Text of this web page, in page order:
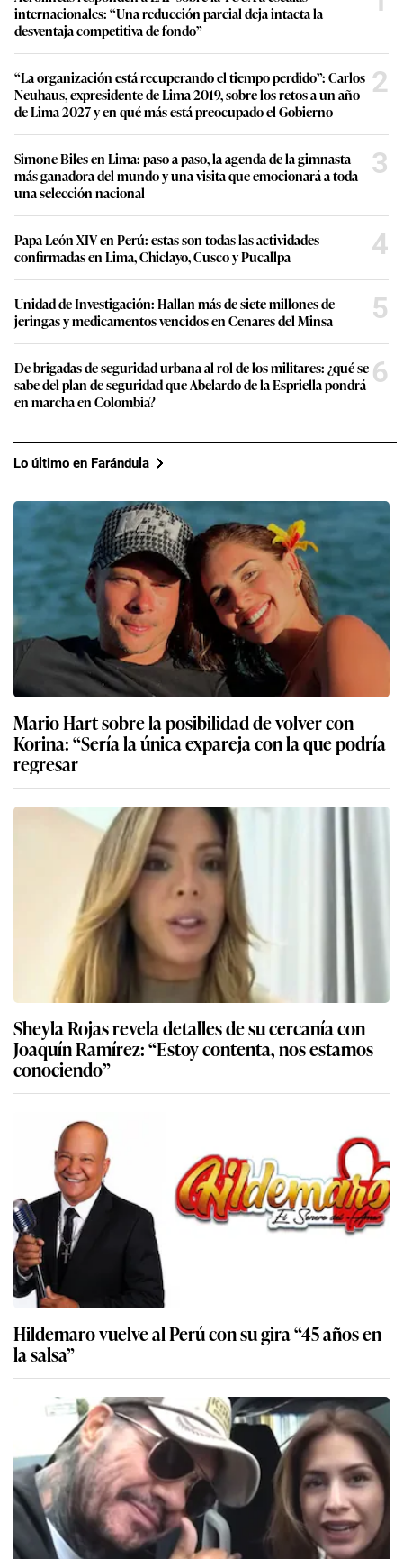
internacionales: “Una reducción parcial deja intacta la
desventaja competitiva de fondo”
“La organización está recuperando el tiempo perdido”: Carlos
Neuhaus, expresidente de Lima 2019, sobre los retos a un año
de Lima 2027 y en qué más está preocupado el Gobierno
2
Simone Biles en Lima: paso a paso, la agenda de la gimnasta
más ganadora del mundo y una visita que emocionará a toda
una selección nacional
3
Papa León XIV en Perú: estas son todas las actividades
confirmadas en Lima, Chiclayo, Cusco y Pucallpa
4
Unidad de Investigación: Hallan más de siete millones de
jeringas y medicamentos vencidos en Cenares del Minsa
5
De brigadas de seguridad urbana al rol de los militares: ¿qué se
sabe del plan de seguridad que Abelardo de la Espriella pondrá
en marcha en Colombia?
6
Lo último en Farándula
Mario Hart sobre la posibilidad de volver con
Korina: “Sería la única expareja con la que podría
regresar
Sheyla Rojas revela detalles de su cercanía con
Joaquín Ramírez: “Estoy contenta, nos estamos
conociendo”
Hildemaro vuelve al Perú con su gira “45 años en
la salsa”